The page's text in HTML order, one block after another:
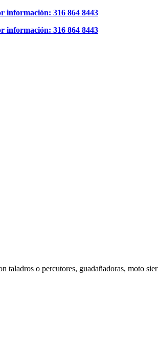
información: 316 864 8443
información: 316 864 8443
taladros o percutores, guadañadoras, moto